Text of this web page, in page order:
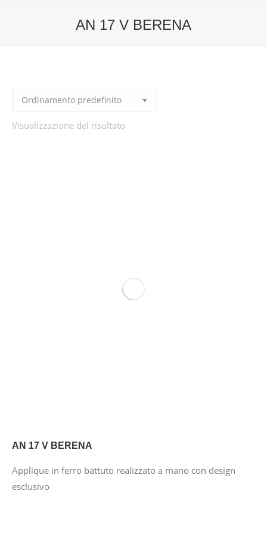
AN 17 V BERENA
Visualizzazione del risultato
AN 17 V BERENA
Applique in ferro battuto realizzato a mano con design
esclusivo